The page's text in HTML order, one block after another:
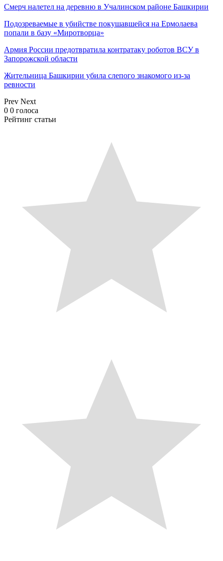
Смерч налетел на деревню в Учалинском районе Башкирии
Подозреваемые в убийстве покушавшейся на Ермолаева
попали в базу «Миротворца»
Армия России предотвратила контратаку роботов ВСУ в
Запорожской области
Жительница Башкирии убила слепого знакомого из-за
ревности
Prev Next
0 0 голоса
Рейтинг статьи